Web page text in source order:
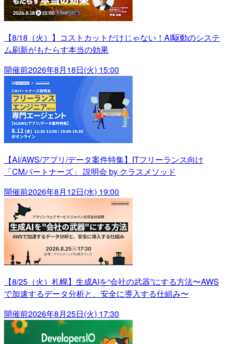
【8/18（火）】コストカットだけじゃない！AI駆動のシステ
ム刷新がもたらす本当の効果
開催前2026年8月18日(火) 15:00
【AI/AWS/アプリ/データ案件特集】ITフリーランス向け
「CMパートナーズ」 説明会 by クラスメソッド
開催前2026年8月12日(水) 19:00
【8/25（火）札幌】生成AIを“会社の武器”にする方法〜AWS
で加速するデータ分析と、安全に導入する仕組み〜
開催前2026年8月25日(火) 17:30